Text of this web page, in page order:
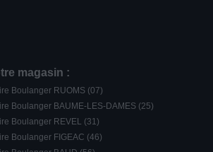
magasin :
Boulanger RUOMS (07)
Boulanger BAUME-LES-DAMES (25)
Boulanger REVEL (31)
Boulanger FIGEAC (46)